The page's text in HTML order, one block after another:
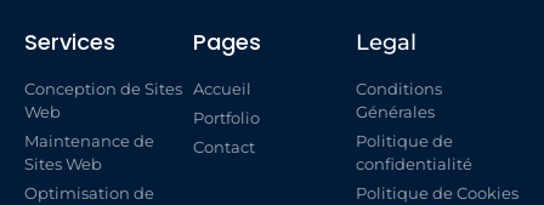
Services
Conception de Sites
Web
Maintenance de
Sites Web
Optimisation de
Pages
Accueil
Portfolio
Contact
Legal
Conditions
Générales
Politique de
confidentialité
Politique de Cookies